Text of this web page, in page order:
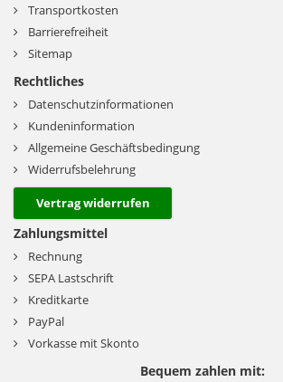
Transportkosten
Barrierefreiheit
Sitemap
Rechtliches
Datenschutzinformationen
Kundeninformation
Allgemeine Geschäftsbedingung
Widerrufsbelehrung
Vertrag widerrufen
Zahlungsmittel
Rechnung
SEPA Lastschrift
Kreditkarte
PayPal
Vorkasse mit Skonto
Bequem zahlen mit: